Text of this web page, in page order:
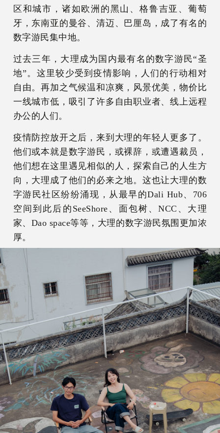
区和城市，诸如欧洲的黑山、格鲁吉亚、葡萄
牙，东南亚的曼谷、清迈、巴厘岛，成了有名的
数字游民集中地。
过去三年，大理成为国内最有名的数字游民“圣
地”。这里较少受到疫情影响，人们的行动相对
自由。再加之气候温和凉爽，风景优美，物价比
一线城市低，吸引了许多自由职业者、线上远程
办公的人们。
疫情防控放开之后，来到大理的年轻人更多了。
他们或本就是数字游民，或裸辞，或遭遇裁员，
他们想在这里遇见相似的人，探索自己的人生方
向，大理成了他们的必来之地。这也让大理的数
字游民社区纷纷涌现，从最早的Dali Hub、706
空间到此后的SeeShore、面包树、NCC、大理
家、Dao space等等，大理的数字游民氛围更加浓
厚。